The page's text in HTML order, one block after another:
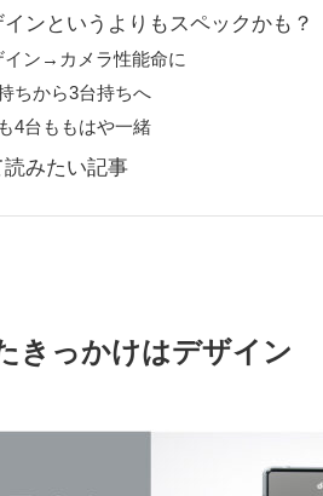
ンというよりもスペックかも？
イン→カメラ性能命に
ちから3台持ちへ
4台ももはや一緒
みたい記事
きっかけはデザイン